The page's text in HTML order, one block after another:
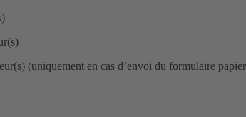
(uniquement en cas d’envoi du formulaire